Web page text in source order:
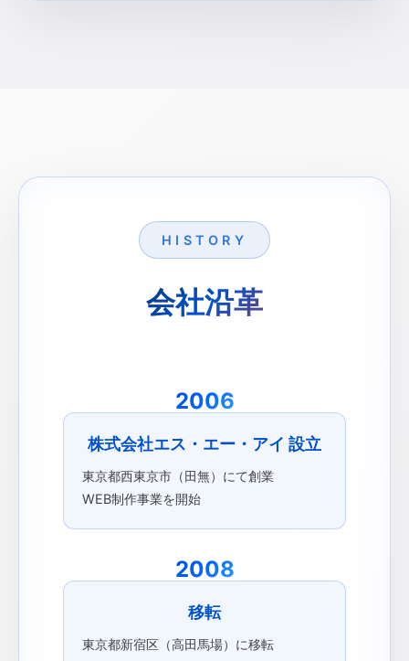
HISTORY
会社沿革
2006
株式会社エス・エー・アイ 設立
東京都西東京市（田無）にて創業
WEB制作事業を開始
2008
移転
東京都新宿区（高田馬場）に移転